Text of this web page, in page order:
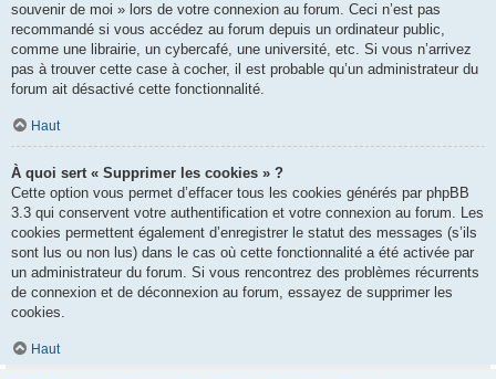
souvenir de moi » lors de votre connexion au forum. Ceci n’est pas
recommandé si vous accédez au forum depuis un ordinateur public,
comme une librairie, un cybercafé, une université, etc. Si vous n’arrivez
pas à trouver cette case à cocher, il est probable qu’un administrateur du
forum ait désactivé cette fonctionnalité.
Haut
À quoi sert « Supprimer les cookies » ?
Cette option vous permet d’effacer tous les cookies générés par phpBB
3.3 qui conservent votre authentification et votre connexion au forum. Les
cookies permettent également d’enregistrer le statut des messages (s’ils
sont lus ou non lus) dans le cas où cette fonctionnalité a été activée par
un administrateur du forum. Si vous rencontrez des problèmes récurrents
de connexion et de déconnexion au forum, essayez de supprimer les
cookies.
Haut